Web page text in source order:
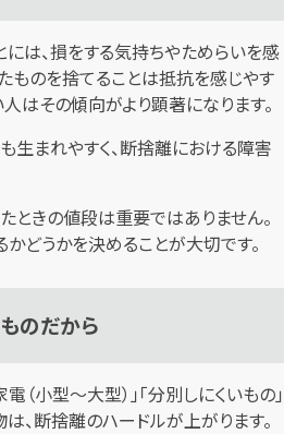
は、損をする気持ちやためらいを感
ものを捨てることは抵抗を感じやす
はその傾向がより顕著になります。
生まれやすく、断捨離における障害
ときの値段は重要ではありません。
どうかを決めることが大切です。
のだから
電（小型～大型）」「分別しにくいもの」
、断捨離のハードルが上がります。